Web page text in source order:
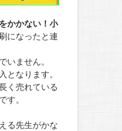
をかかない！小
になったと連
いません。
となります。
く売れている
す。
る先生がかな